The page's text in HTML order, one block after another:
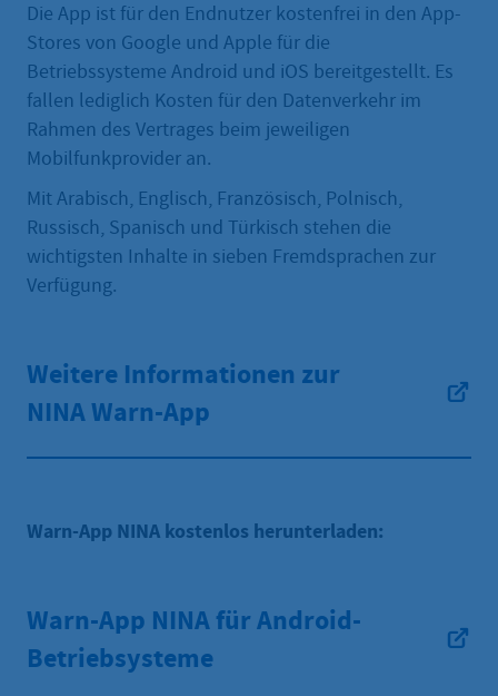
Die App ist für den Endnutzer kostenfrei in den App-
Stores von Google und Apple für die
Betriebssysteme Android und iOS bereitgestellt. Es
fallen lediglich Kosten für den Datenverkehr im
Rahmen des Vertrages beim jeweiligen
Mobilfunkprovider an.
Mit Arabisch, Englisch, Französisch, Polnisch,
Russisch, Spanisch und Türkisch stehen die
wichtigsten Inhalte in sieben Fremdsprachen zur
Verfügung.
Weitere Informationen zur
NINA Warn-App
Warn-App NINA kostenlos herunterladen:
Warn-App NINA für Android-
Betriebsysteme